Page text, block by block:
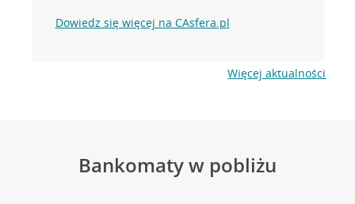
Dowiedz się więcej na CAsfera.pl
Więcej aktualności
Bankomaty w pobliżu